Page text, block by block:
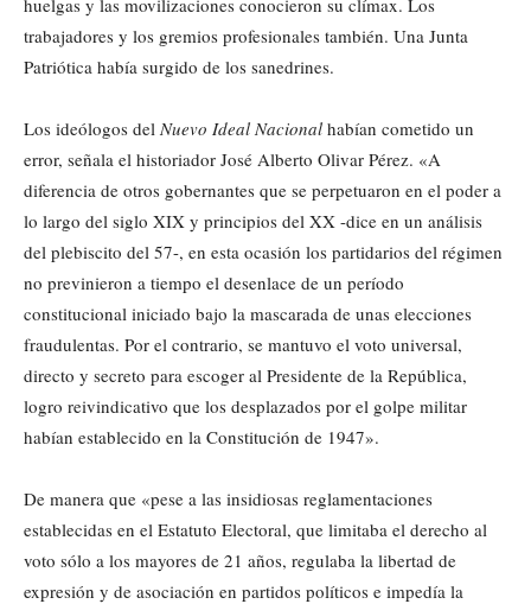
huelgas y las movilizaciones conocieron su clímax. Los
trabajadores y los gremios profesionales también. Una Junta
Patriótica había surgido de los sanedrines.
Los ideólogos del Nuevo Ideal Nacional habían cometido un
error, señala el historiador José Alberto Olivar Pérez. «A
diferencia de otros gobernantes que se perpetuaron en el poder a
lo largo del siglo XIX y principios del XX -dice en un análisis
del plebiscito del 57-, en esta ocasión los partidarios del régimen
no previnieron a tiempo el desenlace de un período
constitucional iniciado bajo la mascarada de unas elecciones
fraudulentas. Por el contrario, se mantuvo el voto universal,
directo y secreto para escoger al Presidente de la República,
logro reivindicativo que los desplazados por el golpe militar
habían establecido en la Constitución de 1947».
De manera que «pese a las insidiosas reglamentaciones
establecidas en el Estatuto Electoral, que limitaba el derecho al
voto sólo a los mayores de 21 años, regulaba la libertad de
expresión y de asociación en partidos políticos e impedía la